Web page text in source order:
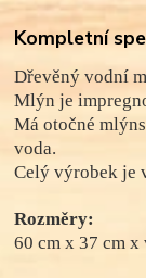
Kompletní
Dřevěný vodní
Mlýn je
Má otočné
voda.
Celý výrobek je
Rozměry:
60 cm x 37 cm x